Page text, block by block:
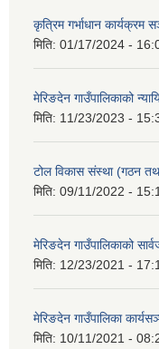
कृत्रिम गर्भाधान कार्यक्रम
मिति: 01/17/2024 -
मेरिङदेन गाउँपालिकाको
मिति: 11/23/2023 -
टोल विकास संस्था (गठन
मिति: 09/11/2022 -
मेरिङदेन गाउँपालिकाको
मिति: 12/23/2021 -
मेरिङदेन गाउँपालिका
मिति: 10/11/2021 -